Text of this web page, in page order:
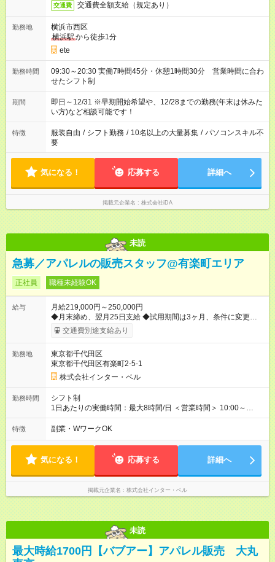
交通費 交通費全額支給（規定あり）
勤務地
横浜市西区
横浜駅から徒歩1分
ete
勤務時間
09:30～20:30 実働7時間45分・休憩1時間30分 営業時間に合わ
せたシフト制
期間
即日～12/31 ※早期開始希望や、12/28までの勤務(年末は休みた
い方)など相談可能です！
特徴 服装自由 / シフト勤務 / 10名以上の大量募集 / パソコンスキル不
要
気になる！ 応募する 詳細へ
掲載元企業名 株式会社iDA
未読
急募／アパレルの販売スタッフ@有楽町エリア
正社員 職種未経験OK
給与
月給219,000円～250,000円
◆月末締め、翌月25日支給 ◆試用期間は3ヶ月、条件に変更はあ
りません 【試用期間】試用期間あり 試用期間の長さ：3ヶ月 雇
用形態、給与は本採用時と同じです。
交通費別途支給あり
勤務地
東京都千代田区
東京都千代田区有楽町2-5-1
株式会社インター・ベル
勤務時間
シフト制
1日あたりの実働時間：最大8時間/日 ＜営業時間＞ 10:00～
20:00 ＜勤務時間＞ 9:30～20:30(実働8h・休憩1hのシフト制) 週
休2日制、月9日休み、残業はほぼありません 早番・遅番の2交
ができます。
特徴 副業・WワークOK
気になる！ 応募する 詳細へ
掲載元企業名 株式会社インター・ベル
未読
最大時給1700円【バブアー】アパレル販売 大丸